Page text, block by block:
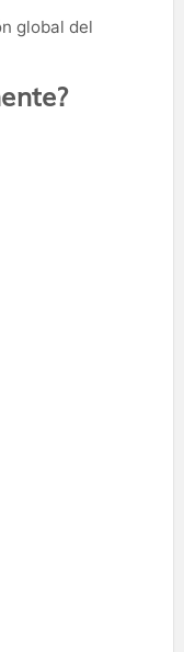
global del